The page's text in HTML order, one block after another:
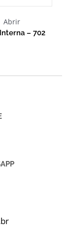
Abrir
– 702